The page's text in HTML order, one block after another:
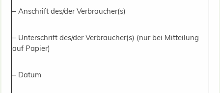
– Anschrift des/der Verbraucher(s)
– Unterschrift des/der Verbraucher(s) (nur bei Mitteilung
auf Papier)
– Datum